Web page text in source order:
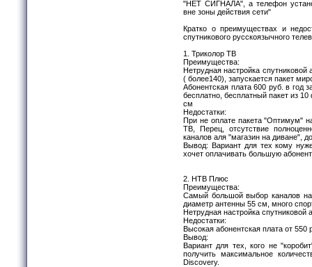
"НЕТ СИГНАЛА", а телефон
вне зоны действия сети"
Кратко о преимуществах и
спутникового русскоязычного
1. Триколор ТВ
Преимущества:
Нетрудная настройка
( более140), запускается пакет
Абонентская плата 600 руб. в год
бесплатно, бесплатный пакет из
см
Недостатки:
При не оплате пакета "Оптимум"
ТВ, Перец, отсутствие
каналов аля "магазин на диване",
Вывод: Вариант для тех кому
хочет оплачивать большую
2. НТВ Плюс
Преимущества:
Самый большой выбор каналов на
диаметр антенны 55 см, много
Нетрудная настройка
Недостатки:
Высокая абонентская плата от 550
Вывод:
Вариант для тех, кого не
получить максимальное
Discovery.